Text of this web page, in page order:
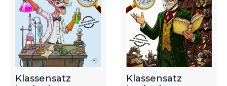
Klassensatz
Klassensatz